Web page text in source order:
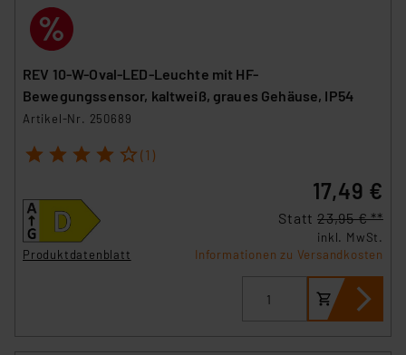
REV 10-W-Oval-LED-Leuchte mit HF-
Bewegungssensor, kaltweiß, graues Gehäuse, IP54
Artikel-Nr. 250689
1 2 3 4 5 (1)
Produktdatenblatt
17,49 €
Statt 23,95 € **
inkl. MwSt.
Informationen zu Versandkosten